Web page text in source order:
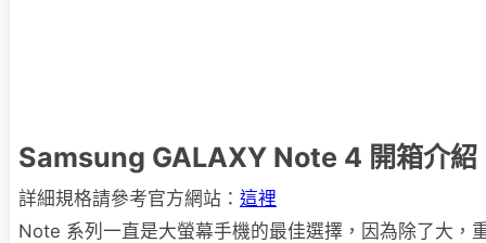
Samsung GALAXY Note 4 開箱介紹
詳細規格請參考官方網站： 這裡
Note 系列一直是大螢幕手機的最佳選擇，因為除了大，